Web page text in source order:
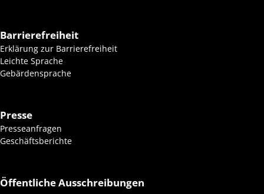
Barrierefreiheit
Erklärung zur Barrierefreiheit
Leichte Sprache
Gebärdensprache
Presse
Presseanfragen
Geschäftsberichte
Öffentliche Ausschreibungen